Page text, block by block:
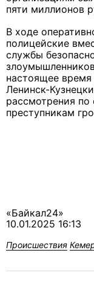
пяти миллионов
В ходе
полицейские
службы
настоящее
Ленинск-
рассмотрения
преступникам
«Байкал24»
10.01.2025 16:13
Происшествия